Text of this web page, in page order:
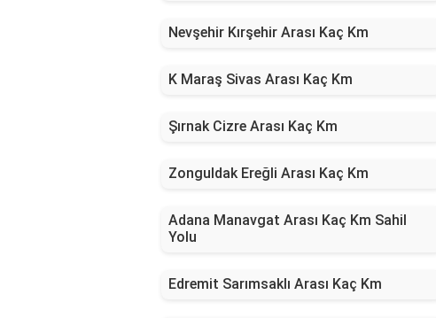
Nevşehir Kırşehir Arası Kaç Km
K Maraş Sivas Arası Kaç Km
Şırnak Cizre Arası Kaç Km
Zonguldak Ereğli Arası Kaç Km
Adana Manavgat Arası Kaç Km Sahil
Yolu
Edremit Sarımsaklı Arası Kaç Km